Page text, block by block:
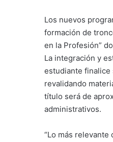
Los nuevos
formación de
en la Profesión”
La integración y
estudiante finalice
revalidando
título será de
administrativos.
“Lo más